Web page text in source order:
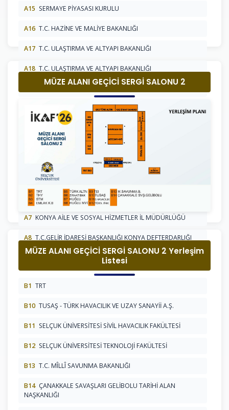
A15 SERMAYE PİYASASI KURULU
A16 T.C. HAZİNE VE MALİYE BAKANLIĞI
A17 T.C. ULAŞTIRMA VE ALTYAPI BAKANLIĞI
A18 T.C. ULAŞTIRMA VE ALTYAPI BAKANLIĞI
TÜRKİYE İSTATİSTİK KURUMU
T.C. MEVLANA KALKINMA AJANSI
KONYA İL KÜLTÜR TURİZM MÜDÜRLÜĞÜ
ENERJİ VE TABİ KAYNAKLAR BAKANLIĞI
A6 MİLLİ EĞİTİM BAKANLIĞI YÜKSEKÖĞRETİM VE YURTDIŞI
EĞİTİM GENEL MÜDÜRLÜĞÜ
A7 KONYA AİLE VE SOSYAL HİZMETLER İL MÜDÜRLÜĞÜ
A8 T.C.GELİR İDARESİ BAŞKANLIĞI KONYA DEFTERDARLIĞI
MÜZE ALANI GEÇİCİ SERGİ SALONU 2
MÜZE ALANI GEÇİCİ SERGİ SALONU 2 Yerleşim
Listesi
B1 TRT
B10 TUSAŞ - TÜRK HAVACILIK VE UZAY SANAYİİ A.Ş.
B11 SELÇUK ÜNİVERSİTESİ SİVİL HAVACILIK FAKÜLTESİ
B12 SELÇUK ÜNİVERSİTESİ TEKNOLOJİ FAKÜLTESİ
B13 T.C. MÎLLÎ SAVUNMA BAKANLIĞI
B14 ÇANAKKALE SAVAŞLARI GELİBOLU TARİHİ ALAN
NAŞKANLIĞI